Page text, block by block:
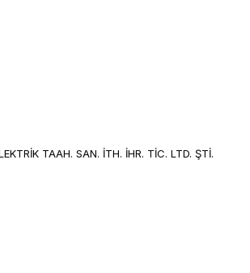
TAAH. SAN. İTH. İHR. TİC. LTD. ŞTİ.